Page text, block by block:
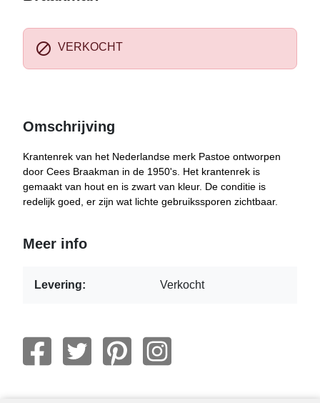
 VERKOCHT
Omschrijving
Krantenrek van het Nederlandse merk Pastoe ontworpen
door Cees Braakman in de 1950's. Het krantenrek is
gemaakt van hout en is zwart van kleur. De conditie is
redelijk goed, er zijn wat lichte gebruikssporen zichtbaar.
Meer info
Levering: Verkocht